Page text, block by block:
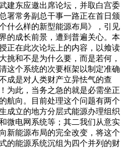
建东应邀出席论坛，并取白宫委
署常务副总干事一路正在首日颁
什么样的新型能源布局》，引见
的成长前景，遭到普遍关心。本
正在此次论坛上的内容，以飨读
挑和不是为什么要，而是若何，
这个系统的次要框架以制定准确
成是对人类财产立异怯气的查
为此，当务之急的就是必需坐正
航向。目前处理这个问题有两个
成立的地方分层式能源办理组织
微电网系统等；其二我们从意实
新能源布局的完全改变，将这个
的能源系统沉组为四个并列的财